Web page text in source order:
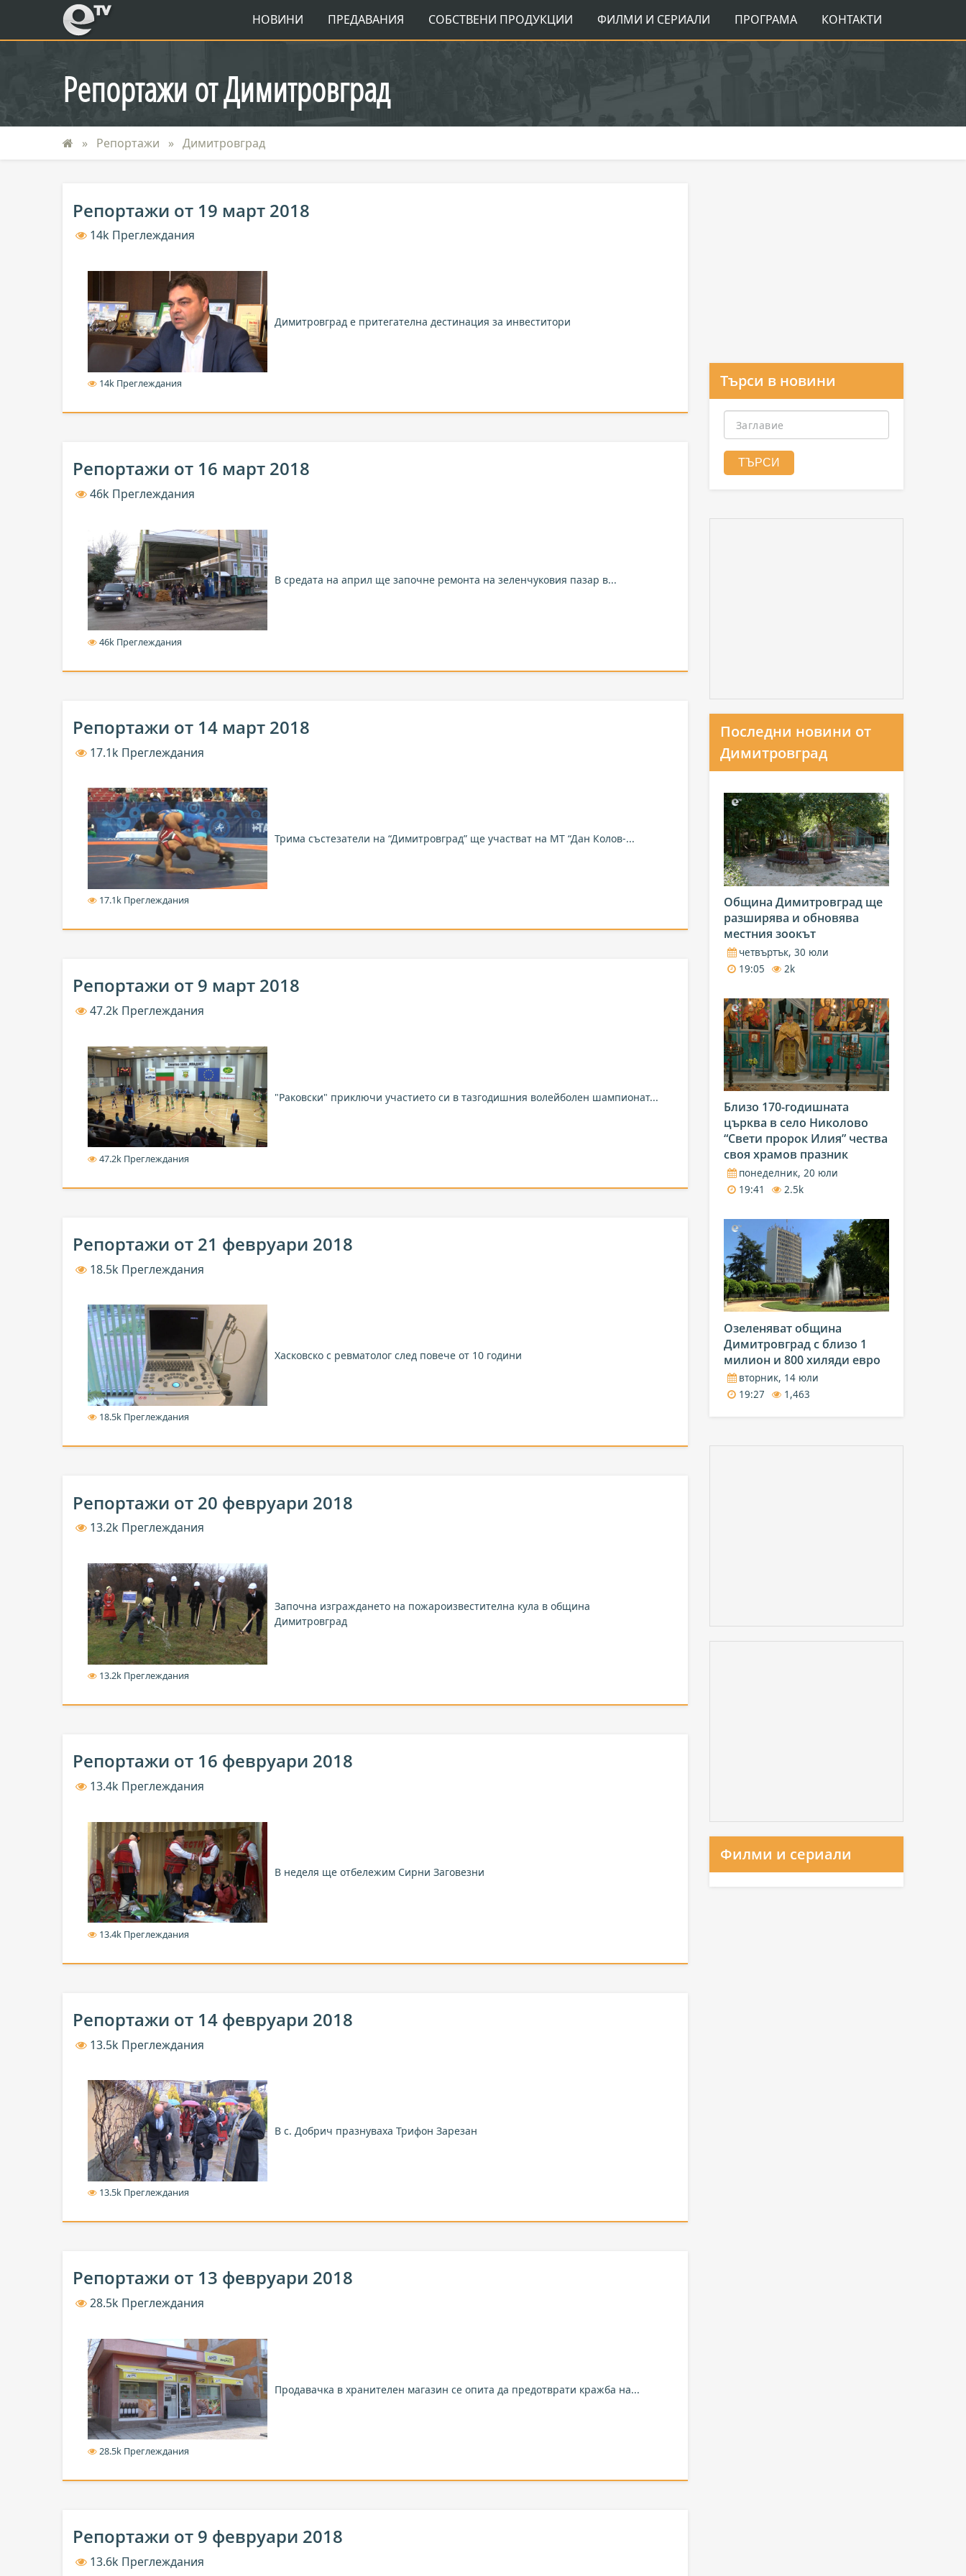
eTV НОВИНИ ПРЕДАВАНИЯ СОБСТВЕНИ ПРОДУКЦИИ ФИЛМИ И СЕРИАЛИ ПРОГРАМА КОНТАКТИ
Репортажи от Димитровград
Репортажи Димитровград
Репортажи от 19 март 2018
14k Преглеждания
Димитровград е притегателна дестинация за инвеститори
14k Преглеждания
Репортажи от 16 март 2018
46k Преглеждания
В средата на април ще започне ремонта на зеленчуковия пазар в...
46k Преглеждания
Репортажи от 14 март 2018
17.1k Преглеждания
Трима състезатели на “Димитровград” ще участват на МТ “Дан Колов-...
17.1k Преглеждания
Репортажи от 9 март 2018
47.2k Преглеждания
"Раковски" приключи участието си в тазгодишния волейболен шампионат...
47.2k Преглеждания
Репортажи от 21 февруари 2018
18.5k Преглеждания
Хасковско с ревматолог след повече от 10 години
18.5k Преглеждания
Репортажи от 20 февруари 2018
13.2k Преглеждания
Започна изграждането на пожароизвестителна кула в община
Димитровград
13.2k Преглеждания
Репортажи от 16 февруари 2018
13.4k Преглеждания
В неделя ще отбележим Сирни Заговезни
13.4k Преглеждания
Репортажи от 14 февруари 2018
13.5k Преглеждания
В с. Добрич празнуваха Трифон Зарезан
13.5k Преглеждания
Репортажи от 13 февруари 2018
28.5k Преглеждания
Продавачка в хранителен магазин се опита да предотврати кражба на...
28.5k Преглеждания
Репортажи от 9 февруари 2018
13.6k Преглеждания
Търси в новини
Последни новини от
Димитровград
Община Димитровград ще
разширява и обновява
местния зоокът
четвъртък, 30 юли
19:05
2k
Близо 170-годишната
църква в село Николово
“Свети пророк Илия” чества
своя храмов празник
понеделник, 20 юли
19:41
2.5k
Озеленяват община
Димитровград с близо 1
милион и 800 хиляди евро
вторник, 14 юли
19:27
1,463
Филми и сериали